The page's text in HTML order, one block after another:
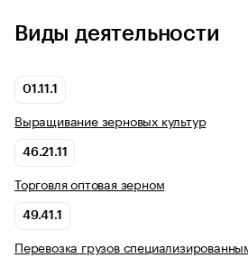
Виды деятельности
01.11.1
Выращивание зерновых культур
46.21.11
Торговля оптовая зерном
49.41.1
Перевозка грузов